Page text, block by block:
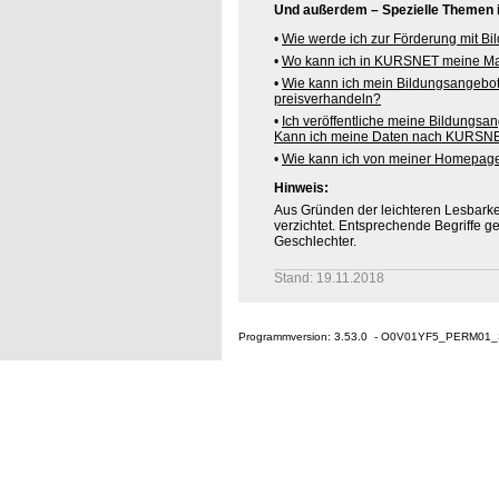
Und außerdem – Spezielle Themen
• Wie werde ich zur Förderung mit
• Wo kann ich in KURSNET meine
• Wie kann ich mein
preisverhandeln?
• Ich veröffentliche meine
Kann ich meine Daten nach
• Wie kann ich von meiner
Hinweis:
Aus Gründen der leichteren
verzichtet. Entsprechende Begriffe
Geschlechter.
Stand: 19.11.2018
Programmversion: 3.53.0 -